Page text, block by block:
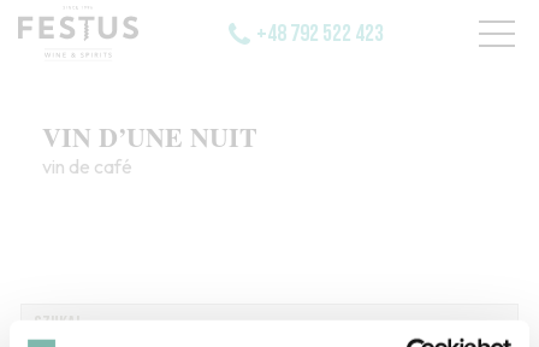
+48 792 522 423
VIN D’UNE NUIT
vin de café